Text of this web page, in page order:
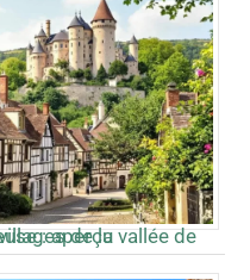
de la vallée de Chevreuse : aperçu